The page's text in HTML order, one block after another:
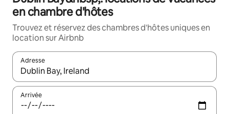
en chambre d'hôtes
Trouvez et réservez des chambres d'hôtes uniques en
location sur Airbnb
Adresse
Lorsque les résultats s'affichent, utilisez les flèches vers le
Arrivée